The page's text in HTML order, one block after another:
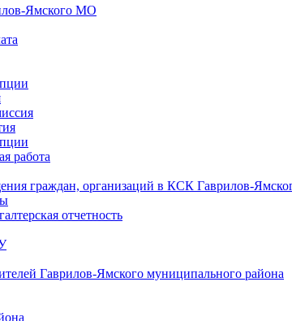
Ямского МО
работа
граждан, организаций в КСК Гаврилов-
отчетность
Гаврилов-Ямского муниципального района